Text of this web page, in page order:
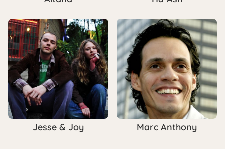
Jesse & Joy Marc Anthony